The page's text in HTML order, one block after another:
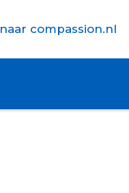
naar compassion.nl